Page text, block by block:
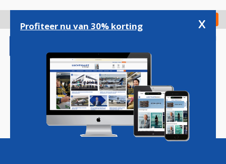
gaan
Check in
Magazine Podcasts Vacatures
Profiteer nu van 30% korting x